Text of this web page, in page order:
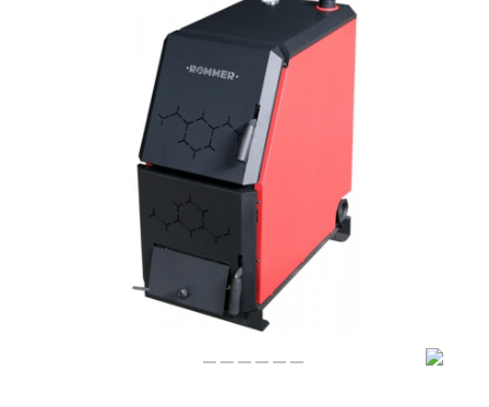
+375 44 521-06-41
Печи, камины, бани
Заказать звонок